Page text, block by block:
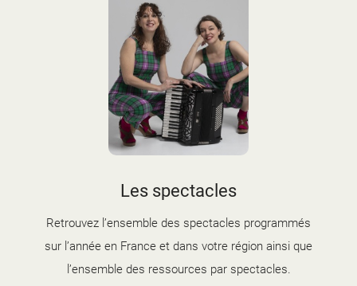
Les spectacles
Retrouvez l’ensemble des spectacles programmés
sur l’année en France et dans votre région ainsi que
l’ensemble des ressources par spectacles.